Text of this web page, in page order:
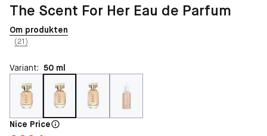
The Scent For Her Eau de Parfum
Om produkten
(21)
Variant: 50 ml
Nice Price